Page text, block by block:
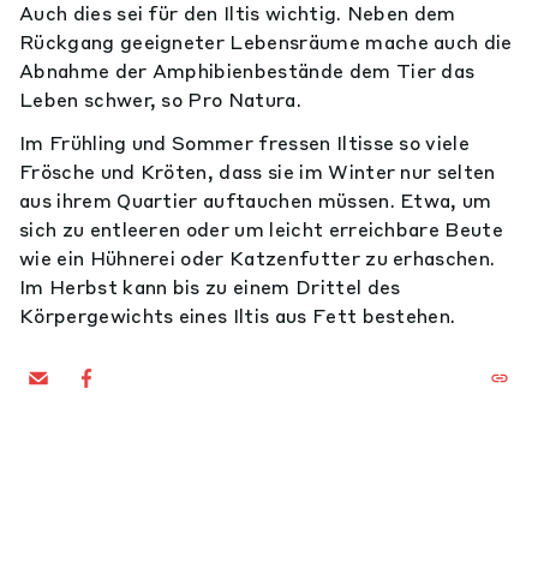
Auch dies sei für den Iltis wichtig. Neben dem
Rückgang geeigneter Lebensräume mache auch die
Abnahme der Amphibienbestände dem Tier das
Leben schwer, so Pro Natura.
Im Frühling und Sommer fressen Iltisse so viele
Frösche und Kröten, dass sie im Winter nur selten
aus ihrem Quartier auftauchen müssen. Etwa, um
sich zu entleeren oder um leicht erreichbare Beute
wie ein Hühnerei oder Katzenfutter zu erhaschen.
Im Herbst kann bis zu einem Drittel des
Körpergewichts eines Iltis aus Fett bestehen.